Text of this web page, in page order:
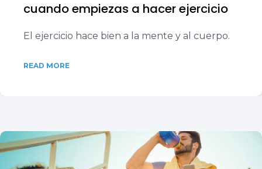
cuando empiezas a hacer ejercicio
El ejercicio hace bien a la mente y al cuerpo.
READ MORE